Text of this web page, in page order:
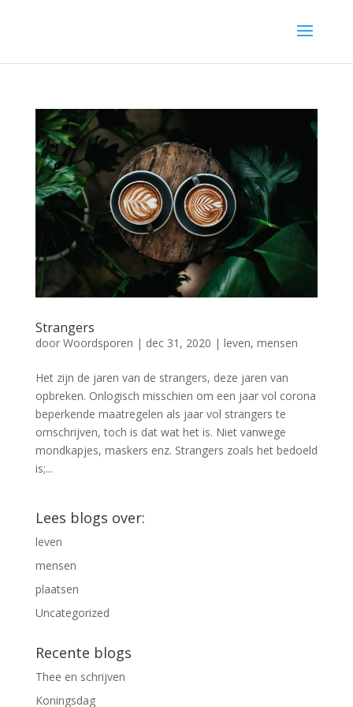
Strangers
door Woordsporen | dec 31, 2020 | leven, mensen
Het zijn de jaren van de strangers, deze jaren van
opbreken. Onlogisch misschien om een jaar vol corona
beperkende maatregelen als jaar vol strangers te
omschrijven, toch is dat wat het is. Niet vanwege
mondkapjes, maskers enz. Strangers zoals het bedoeld
is;...
Lees blogs over:
leven
mensen
plaatsen
Uncategorized
Recente blogs
Thee en schrijven
Koningsdag